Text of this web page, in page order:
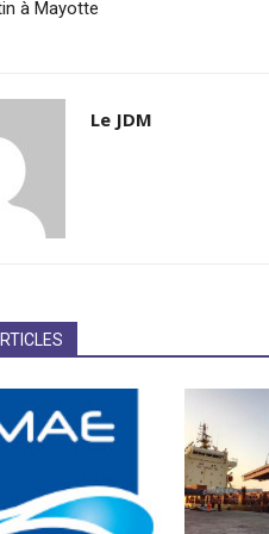
à Mayotte
Le JDM